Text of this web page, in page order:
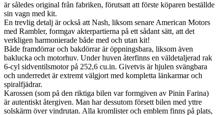
är således original från fabriken, förutsatt att förste köparen beställde
sin vagn med kit.
En trevlig detalj är också att Nash, liksom senare American Motors
med Rambler, formgav akterpartierna på ett sådant sätt, att det
verkligen harmonierade både med och utan kit!
Både framdörrar och bakdörrar är öppningsbara, liksom även
baklucka och motorhuv. Under huven återfinns en väldetaljerad rak
6-cyl sidventilsmotor på 252,6 cu.in. Givetvis är hjulen svängbara
och underredet är extremt välgjort med kompletta länkarmar och
spiralfjädrar.
Karossen (som på den riktiga bilen var formgiven av Pinin Farina)
är autentiskt återgiven. Man har dessutom försett bilen med yttre
solskärm över vindrutan. Alla kromlister och emblem finns på plats,